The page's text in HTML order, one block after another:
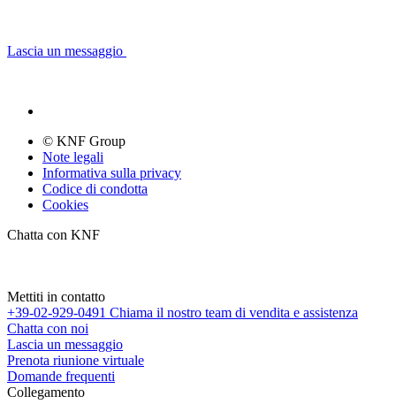
Lascia un messaggio
© KNF Group
Note legali
Informativa sulla privacy
Codice di condotta
Cookies
Chatta con KNF
Mettiti in contatto
+39-02-929-0491 Chiama il nostro team di vendita e assistenza
Chatta con noi
Lascia un messaggio
Prenota riunione virtuale
Domande frequenti
Collegamento